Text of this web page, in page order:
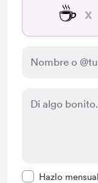
☕ x
Hazlo mensual